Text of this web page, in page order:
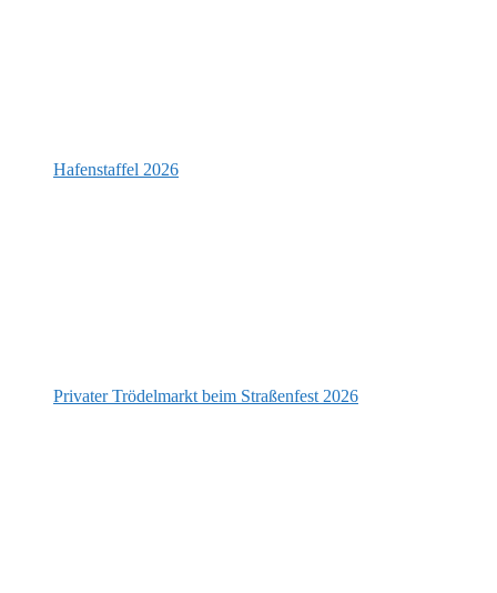
Hafenstaffel 2026
Privater Trödelmarkt beim Straßenfest 2026